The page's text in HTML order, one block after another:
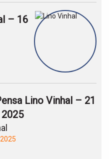
– 16
Lino Vinhal – 21